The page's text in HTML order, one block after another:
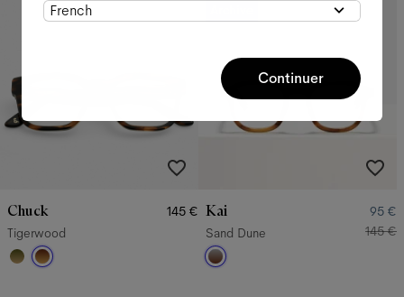
Chuck
145 €
Tigerwood
Kai
95 €
Sand Dune
145 €
French
Continuer